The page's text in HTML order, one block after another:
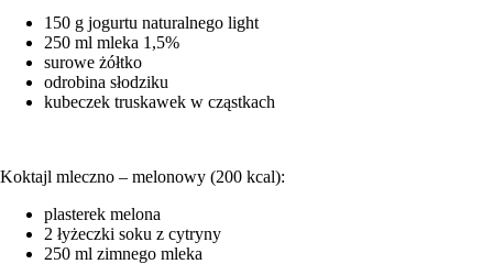
150 g jogurtu naturalnego light
250 ml mleka 1,5%
surowe żółtko
odrobina słodziku
kubeczek truskawek w cząstkach
Koktajl mleczno – melonowy (200 kcal):
plasterek melona
2 łyżeczki soku z cytryny
250 ml zimnego mleka